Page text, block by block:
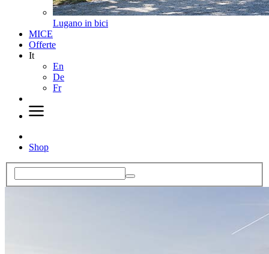
Lugano in bici
MICE
Offerte
It
En
De
Fr
Shop